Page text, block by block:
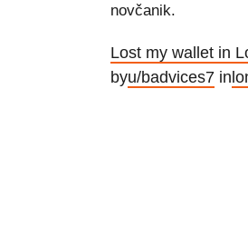
novčanik.
Lost my wallet in
byu/badvices7 in